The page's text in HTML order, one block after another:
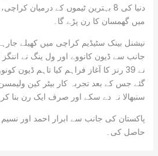
دنیا کی 8 بہترین ٹیموں کے درمیان
میں گھمسان کا رن پڑے گا۔
نیشنل بینک سٹیڈیم کراچی میں کھیلے
جانب سے ڈیون کانووے اور ول ینگ نے اننگز
گئے جس کے بعد تجربہ کار بیٹر کین
سنبھالا نہ دے سکے اور صرف ایک رن بنا کر
پاکستان کی جانب سے ابرار احمد اور
حاصل کی۔